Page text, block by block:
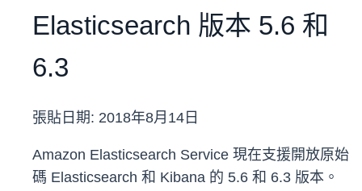
Elasticsearch 版本 5.6 和
6.3
張貼日期: 2018年8月14日
Amazon Elasticsearch Service 現在支援開放原始
碼 Elasticsearch 和 Kibana 的 5.6 和 6.3 版本。